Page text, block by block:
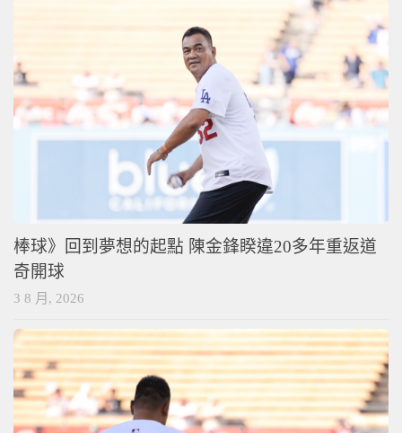
棒球》回到夢想的起點 陳金鋒睽違20多年重返道
奇開球
3 8 月, 2026